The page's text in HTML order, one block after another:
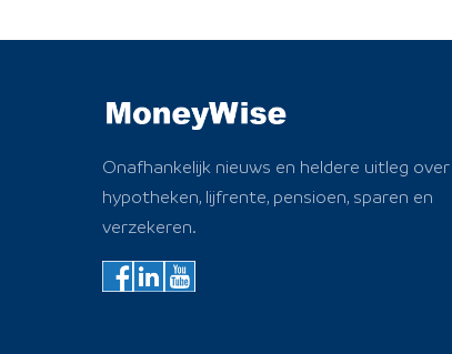
Onafhankelijk nieuws en heldere uitleg over
hypotheken, lijfrente, pensioen, sparen en
verzekeren.